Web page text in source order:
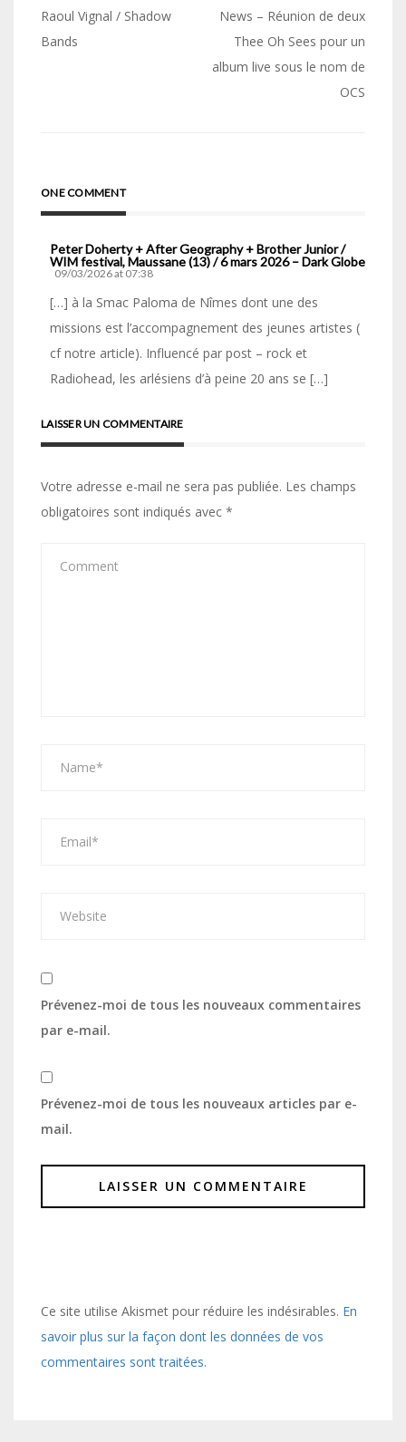
Navigation
de
Raoul Vignal / Shadow
Bands
News – Réunion de deux
Thee Oh Sees pour un
album live sous le nom de
OCS
ONE COMMENT
Peter Doherty + After Geography + Brother Junior /
WIM festival, Maussane (13) / 6 mars 2026 – Dark Globe
09/03/2026 at 07:38
[…] à la Smac Paloma de Nîmes dont une des
missions est l’accompagnement des jeunes artistes (
cf notre article). Influencé par post – rock et
Radiohead, les arlésiens d’à peine 20 ans se […]
LAISSER UN COMMENTAIRE
Votre adresse e-mail ne sera pas publiée. Les champs
obligatoires sont indiqués avec *
Prévenez-moi de tous les nouveaux commentaires
par e-mail.
Prévenez-moi de tous les nouveaux articles par e-
mail.
Ce site utilise Akismet pour réduire les indésirables. En
savoir plus sur la façon dont les données de vos
commentaires sont traitées.